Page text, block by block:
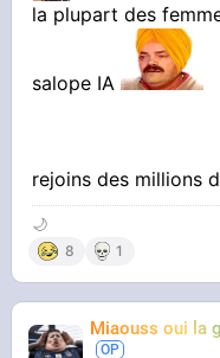
la plupart des
salope IA
rejoins des millions
🌙
8 1